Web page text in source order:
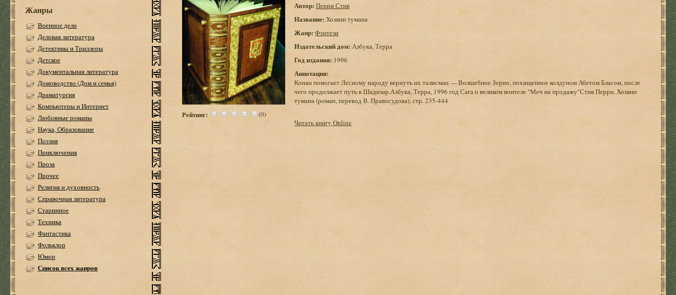
Жанры
Военное дело
Деловая литература
Детективы и Триллеры
Детское
Документальная литература
Домоводство (Дом и семья)
Драматургия
Компьютеры и Интернет
Любовные романы
Наука, Образование
Поэзия
Приключения
Проза
Прочее
Религия и духовность
Справочная литература
Старинное
Техника
Фантастика
Фольклор
Юмор
Список всех жанров
Рейтинг: (0)
Автор: Перри Стив
Название: Хозяин тумана
Жанр: Фэнтези
Издательский дом: Азбука, Терра
Год издания: 1996
Аннотация:
Конан помогает Лесному народу вернуть их талисман — Волшебное Зерно, похищенное колдуном Абетом Бласом, после
чего продолжает путь в Шадизар.Азбука, Терра, 1996 год Сага о великом воителе "Меч на продажу"Стив Перри. Хозяин
тумана (роман, перевод В. Правосудова), стр. 235-444
Читать книгу Online